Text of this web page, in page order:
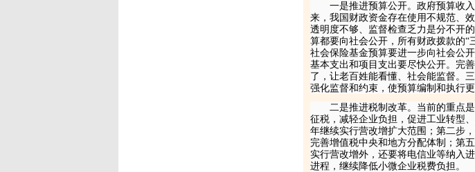
一是推进预算公开。政府预算收
来，我国财政资金存在使用不规范、
透明度不够、监督检查乏力是分不开
算都要向社会公开，所有财政拨款的“
社会保险基金预算要进一步向社会公
基本支出和项目支出要尽快公开。完
了，让老百姓能看懂、社会能监督。
强化监督和约束，使预算编制和执行
二是推进税制改革。当前的重点
征税，减轻企业负担，促进工业转型
年继续实行营改增扩大范围；第二步，
完善增值税中央和地方分配体制；第
实行营改增外，还要将电信业等纳入
进程，继续降低小微企业税费负担。